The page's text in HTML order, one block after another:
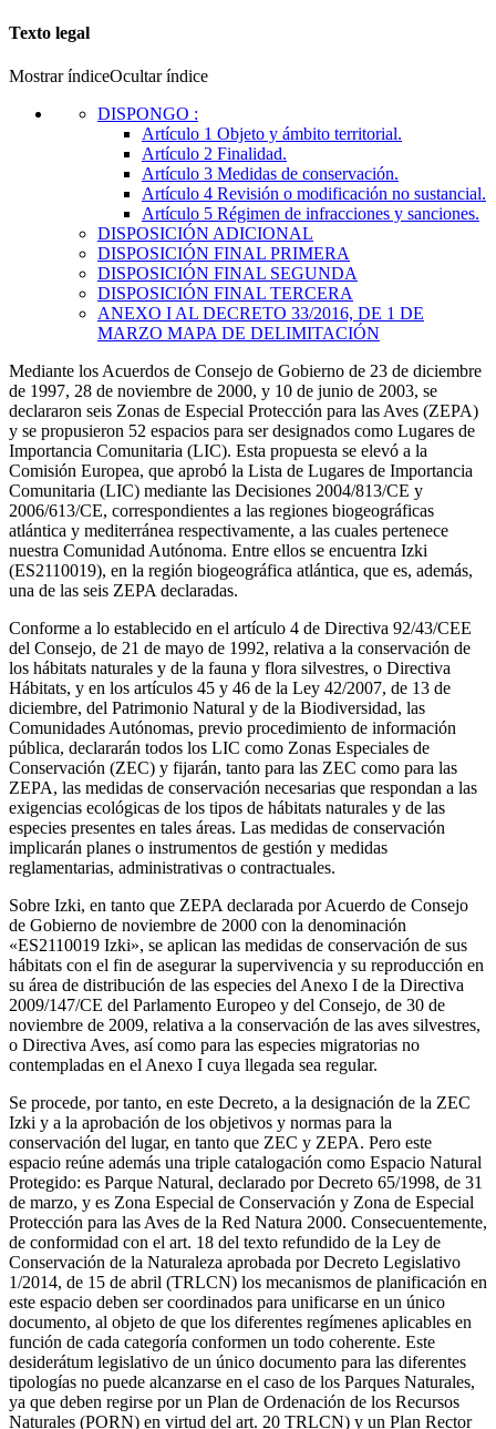
Texto legal
Mostrar índiceOcultar índice
DISPONGO :
Artículo 1 Objeto y ámbito territorial.
Artículo 2 Finalidad.
Artículo 3 Medidas de conservación.
Artículo 4 Revisión o modificación no sustancial.
Artículo 5 Régimen de infracciones y sanciones.
DISPOSICIÓN ADICIONAL
DISPOSICIÓN FINAL PRIMERA
DISPOSICIÓN FINAL SEGUNDA
DISPOSICIÓN FINAL TERCERA
ANEXO I AL DECRETO 33/2016, DE 1 DE
MARZO MAPA DE DELIMITACIÓN
Mediante los Acuerdos de Consejo de Gobierno de 23 de diciembre
de 1997, 28 de noviembre de 2000, y 10 de junio de 2003, se
declararon seis Zonas de Especial Protección para las Aves (ZEPA)
y se propusieron 52 espacios para ser designados como Lugares de
Importancia Comunitaria (LIC). Esta propuesta se elevó a la
Comisión Europea, que aprobó la Lista de Lugares de Importancia
Comunitaria (LIC) mediante las Decisiones 2004/813/CE y
2006/613/CE, correspondientes a las regiones biogeográficas
atlántica y mediterránea respectivamente, a las cuales pertenece
nuestra Comunidad Autónoma. Entre ellos se encuentra Izki
(ES2110019), en la región biogeográfica atlántica, que es, además,
una de las seis ZEPA declaradas.
Conforme a lo establecido en el artículo 4 de Directiva 92/43/CEE
del Consejo, de 21 de mayo de 1992, relativa a la conservación de
los hábitats naturales y de la fauna y flora silvestres, o Directiva
Hábitats, y en los artículos 45 y 46 de la Ley 42/2007, de 13 de
diciembre, del Patrimonio Natural y de la Biodiversidad, las
Comunidades Autónomas, previo procedimiento de información
pública, declararán todos los LIC como Zonas Especiales de
Conservación (ZEC) y fijarán, tanto para las ZEC como para las
ZEPA, las medidas de conservación necesarias que respondan a las
exigencias ecológicas de los tipos de hábitats naturales y de las
especies presentes en tales áreas. Las medidas de conservación
implicarán planes o instrumentos de gestión y medidas
reglamentarias, administrativas o contractuales.
Sobre Izki, en tanto que ZEPA declarada por Acuerdo de Consejo
de Gobierno de noviembre de 2000 con la denominación
«ES2110019 Izki», se aplican las medidas de conservación de sus
hábitats con el fin de asegurar la supervivencia y su reproducción en
su área de distribución de las especies del Anexo I de la Directiva
2009/147/CE del Parlamento Europeo y del Consejo, de 30 de
noviembre de 2009, relativa a la conservación de las aves silvestres,
o Directiva Aves, así como para las especies migratorias no
contempladas en el Anexo I cuya llegada sea regular.
Se procede, por tanto, en este Decreto, a la designación de la ZEC
Izki y a la aprobación de los objetivos y normas para la
conservación del lugar, en tanto que ZEC y ZEPA. Pero este
espacio reúne además una triple catalogación como Espacio Natural
Protegido: es Parque Natural, declarado por Decreto 65/1998, de 31
de marzo, y es Zona Especial de Conservación y Zona de Especial
Protección para las Aves de la Red Natura 2000. Consecuentemente,
de conformidad con el art. 18 del texto refundido de la Ley de
Conservación de la Naturaleza aprobada por Decreto Legislativo
1/2014, de 15 de abril (TRLCN) los mecanismos de planificación en
este espacio deben ser coordinados para unificarse en un único
documento, al objeto de que los diferentes regímenes aplicables en
función de cada categoría conformen un todo coherente. Este
desiderátum legislativo de un único documento para las diferentes
tipologías no puede alcanzarse en el caso de los Parques Naturales,
ya que deben regirse por un Plan de Ordenación de los Recursos
Naturales (PORN) en virtud del art. 20 TRLCN) y un Plan Rector